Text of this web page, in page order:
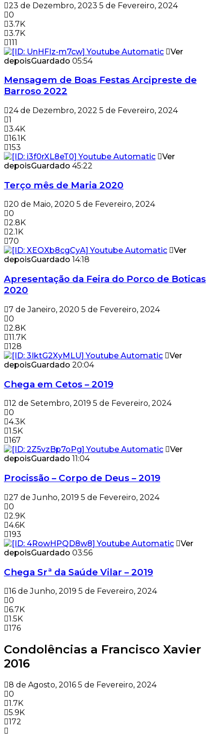
23 de Dezembro, 2023 5 de Fevereiro, 2024
0
3.7K
3.7K
111
Ver
depoisGuardado 05:54
Mensagem de Boas Festas Arcipreste de
Barroso 2022
24 de Dezembro, 2022 5 de Fevereiro, 2024
1
3.4K
16.1K
153
Ver
depoisGuardado 45:22
Terço mês de Maria 2020
20 de Maio, 2020 5 de Fevereiro, 2024
0
2.8K
2.1K
70
Ver
depoisGuardado 14:18
Apresentação da Feira do Porco de Boticas
2020
7 de Janeiro, 2020 5 de Fevereiro, 2024
0
2.8K
11.7K
128
Ver
depoisGuardado 20:04
Chega em Cetos – 2019
12 de Setembro, 2019 5 de Fevereiro, 2024
0
4.3K
1.5K
167
Ver
depoisGuardado 11:04
Procissão – Corpo de Deus – 2019
27 de Junho, 2019 5 de Fevereiro, 2024
0
2.9K
4.6K
193
Ver
depoisGuardado 03:56
Chega Srª da Saúde Vilar – 2019
16 de Junho, 2019 5 de Fevereiro, 2024
0
6.7K
1.5K
176
Condolências a Francisco Xavier
2016
8 de Agosto, 2016 5 de Fevereiro, 2024
0
1.7K
5.9K
172